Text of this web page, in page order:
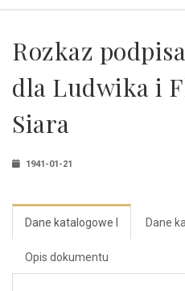
Rozkaz
dla Ludwika i
Siara
1941-01-21
Dane katalogowe I Dane
Opis dokumentu